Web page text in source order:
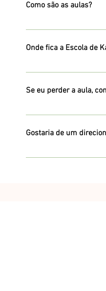
Como são as aulas?
As aulas são ministradas
Onde fica a Escola de
Hoje somos uma escola
Se eu perder a aula,
É importante acompanhar
assistidas ou revisadas.
Gostaria de um
A Escola de Kabbalah tem